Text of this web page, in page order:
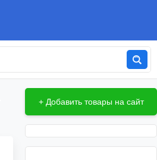
+ Добавить товары на сайт